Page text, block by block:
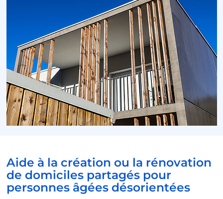
Aide à la création ou la rénovation
de domiciles partagés pour
personnes âgées désorientées